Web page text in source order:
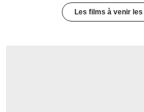
Les films à venir